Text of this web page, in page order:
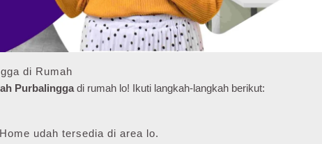
di Rumah
Purbalinggadi rumah lo! Ikuti langkah-langkah berikut:
udah tersedia di area lo.